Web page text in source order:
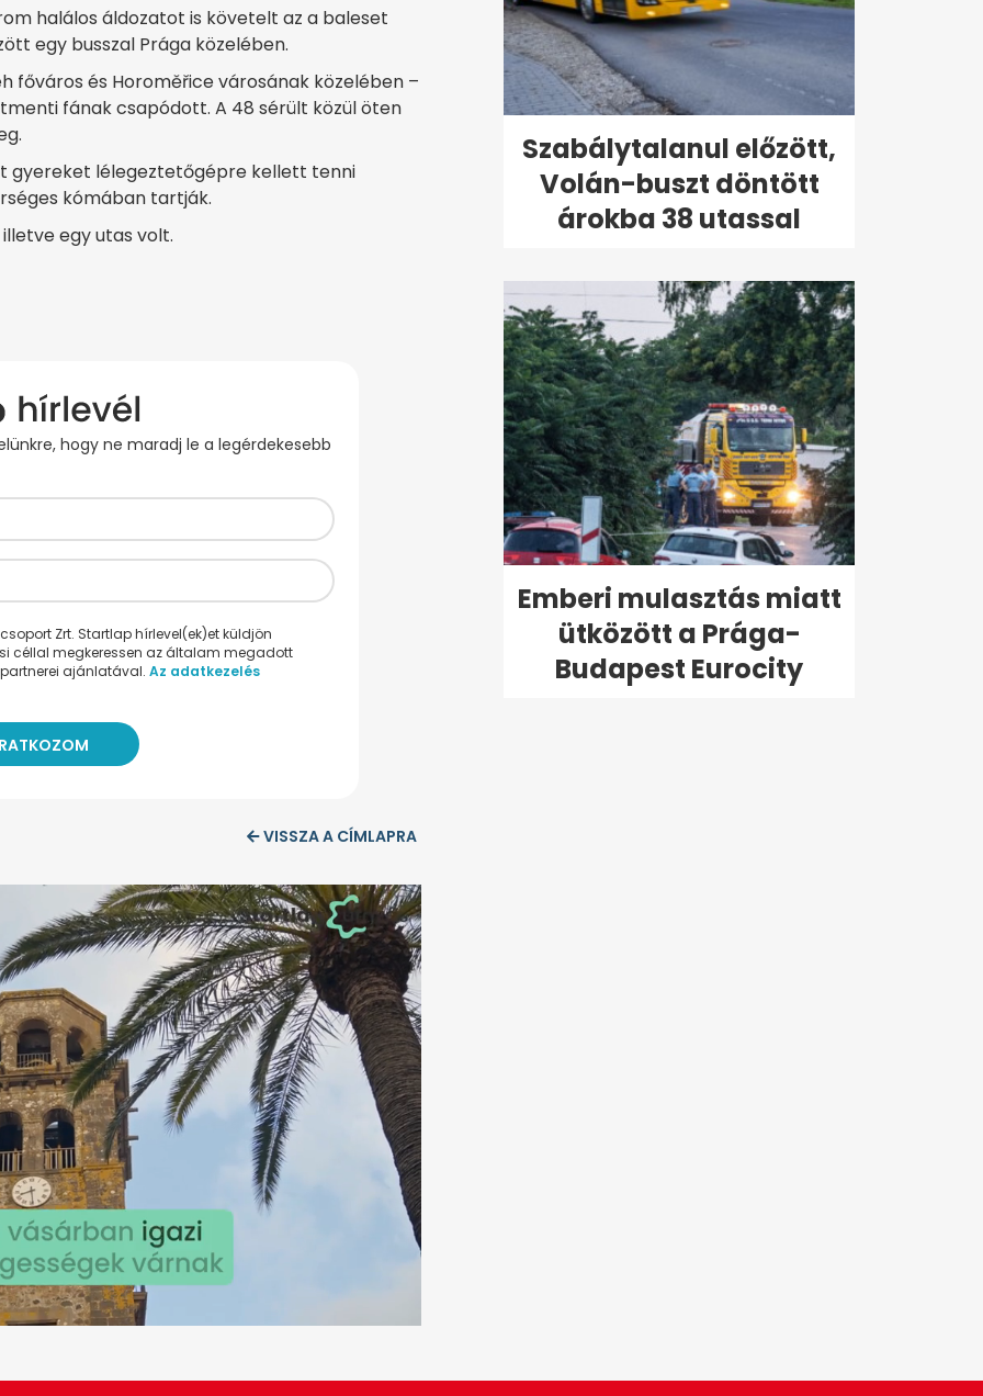
halálos áldozatot is követelt az a baleset
egy busszal Prága közelében.
és Horoměřice városának közelében –
fának csapódott. A 48 sérült közül öten
gyereket lélegeztetőgépre kellett tenni
kómában tartják.
egy utas volt.
hogy ne maradj le a legérdekesebb
Zrt. Startlap hírlevel(ek)et küldjön
céllal megkeressen az általam megadott
ajánlatával. Az adatkezelés
VISSZA A CÍMLAPRA
Szabálytalanul előzött,
Volán-buszt döntött
árokba 38 utassal
Emberi mulasztás miatt
ütközött a Prága-
Budapest Eurocity